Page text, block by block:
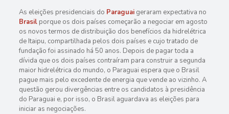
As eleições presidenciais do Paraguaigeraram expectativa no
Brasilporque os dois países começarão a negociar em agosto
os novos termos de distribuição dos benefícios da hidrelétrica
de Itaipu, compartilhada pelos dois países e cujo tratado de
fundação foi assinado há 50 anos. Depois de pagar toda a
dívida que os dois países contraíram para construir a segunda
maior hidrelétrica do mundo, o Paraguai espera que o Brasil
pague mais pelo excedente de energia que vende ao vizinho. A
questão gerou divergências entre os candidatos à presidência
do Paraguai e, por isso, o Brasil aguardava as eleições para
iniciar as negociações.